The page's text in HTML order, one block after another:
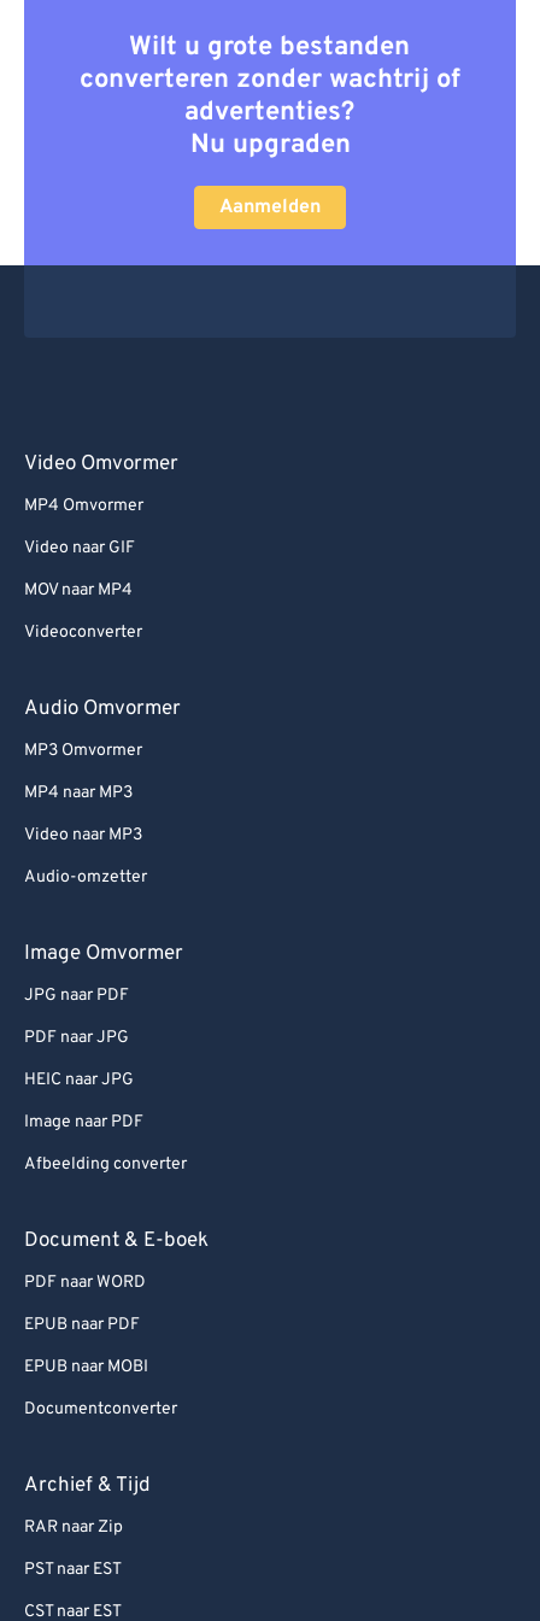
Wilt u grote bestanden
converteren zonder wachtrij of
advertenties?
Nu upgraden
Aanmelden
Video Omvormer
MP4 Omvormer
Video naar GIF
MOV naar MP4
Videoconverter
Audio Omvormer
MP3 Omvormer
MP4 naar MP3
Video naar MP3
Audio-omzetter
Image Omvormer
JPG naar PDF
PDF naar JPG
HEIC naar JPG
Image naar PDF
Afbeelding converter
Document & E-boek
PDF naar WORD
EPUB naar PDF
EPUB naar MOBI
Documentconverter
Archief & Tijd
RAR naar Zip
PST naar EST
CST naar EST